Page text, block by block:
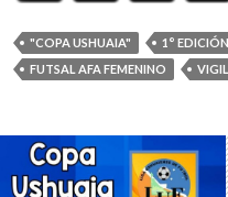
"COPA USHUAIA" 1° EDICIÓN
FUTSAL AFA FEMENINO
VIGIL